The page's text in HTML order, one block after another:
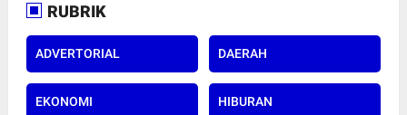
RUBRIK
ADVERTORIAL DAERAH
EKONOMI HIBURAN